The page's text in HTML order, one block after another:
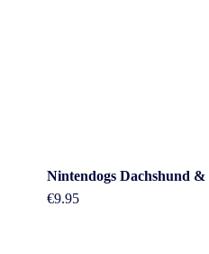
Nintendogs Dachshund
€9.95